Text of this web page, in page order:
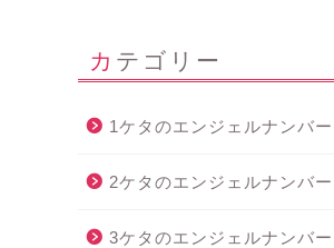
カテゴリー
1ケタのエンジェルナンバー
2ケタのエンジェルナンバー
3ケタのエンジェルナンバー